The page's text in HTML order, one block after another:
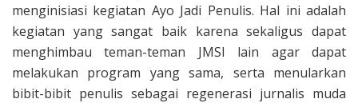
menginisiasi kegiatan Ayo Jadi Penulis. Hal ini adalah
kegiatan yang sangat baik karena sekaligus dapat
menghimbau teman-teman JMSI lain agar dapat
melakukan program yang sama, serta menularkan
bibit-bibit penulis sebagai regenerasi jurnalis muda